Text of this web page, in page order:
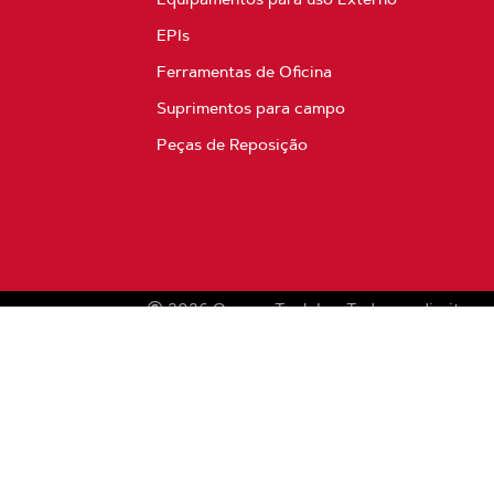
EPIs
Ferramentas de Oficina
Suprimentos para campo
Peças de Reposição
2026 Oregon Tool, Inc. Todos os direitos